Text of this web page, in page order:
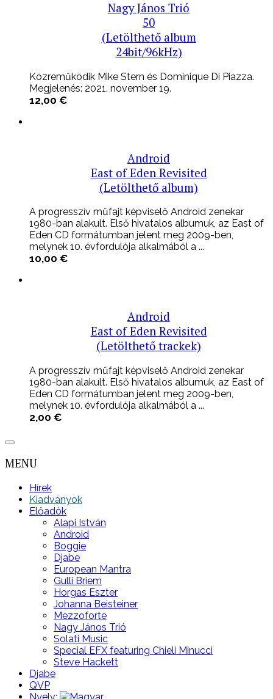
Nagy János Trió
50
(Letölthető album
24bit/96kHz)
Közreműködik Mike Stern és Dominique Di Piazza.
Megjelenés: 2021. november 19.
12,00 €
Android
East of Eden Revisited
(Letölthető album)
A progresszív műfajt képviselő Android zenekar
1980-ban alakult. Első hivatalos albumuk, az East of
Eden CD formátumban jelent meg 2009-ben,
melynek 10. évfordulója alkalmából a ...
10,00 €
Android
East of Eden Revisited
(Letölthető trackek)
A progresszív műfajt képviselő Android zenekar
1980-ban alakult. Első hivatalos albumuk, az East of
Eden CD formátumban jelent meg 2009-ben,
melynek 10. évfordulója alkalmából a ...
2,00 €
MENU
Hírek
Kiadványok
Előadók
Alapi István
Android
Boggie
Djabe
European Mantra
Gulli Briem
Horgas Eszter
Johanna Beisteiner
Mezzoforte
Nagy János Trió
Solati Music
Special EFX featuring Chieli Minucci
Steve Hackett
Djabe
QVP